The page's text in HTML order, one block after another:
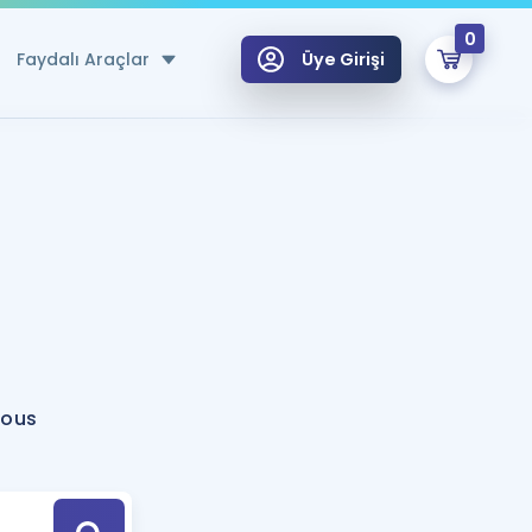
Faydalı Araçlar
Hesaplama Aracı
için Öneriler
Tek Takvimde
Üye Girişi
0
Hoca ile seni sınava hazırlayacak onlarca eğitim seni bekliyor!